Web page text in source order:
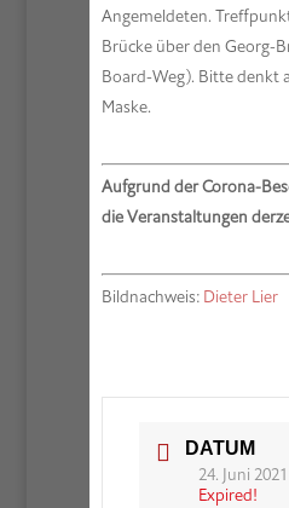
Angemeldeten.
Brücke über den Georg-
Board-Weg). Bitte denkt
Maske.
Aufgrund der Corona-
die Veranstaltungen
Bildnachweis: Dieter Lier
DATUM
24. Juni 2021
Expired!